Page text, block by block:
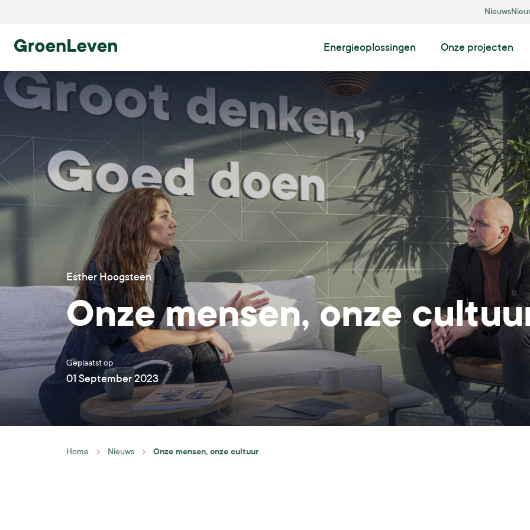
Nieuws
Ga naar homepage Energieoplossingen
Zonneparken
Zonnepanelen op grond
Drijvende zonneparken
Agri-pv
Onze projecten
Esther Hoogsteen
Onze mensen, onze
Geplaatst op
01 September 2023
Home Nieuws Onze mensen, onze cultuur